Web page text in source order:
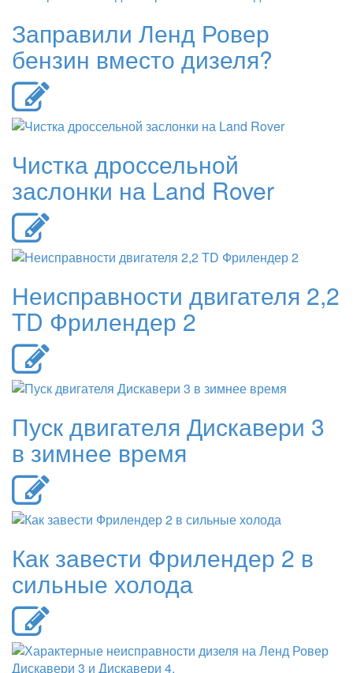
Заправили Ленд Ровер
бензин вместо дизеля?
Чистка дроссельной
заслонки на Land Rover
Неисправности двигателя 2,2
TD Фрилендер 2
Пуск двигателя Дискавери 3
в зимнее время
Как завести Фрилендер 2 в
сильные холода